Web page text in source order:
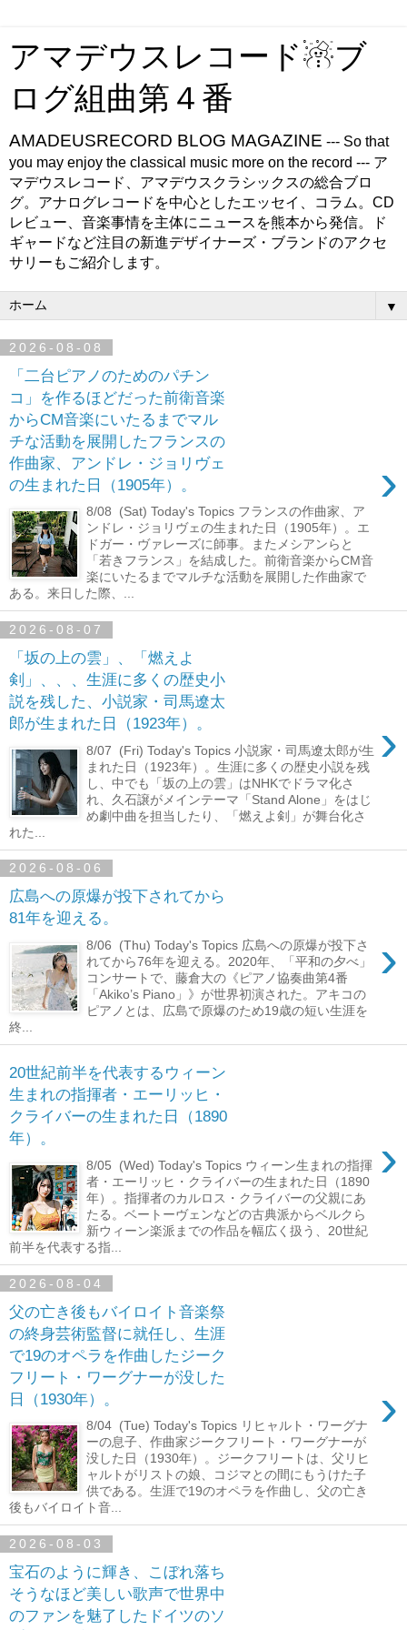
アマデウスレコード☃ブ
ログ組曲第４番
AMADEUSRECORD BLOG MAGAZINE --- So that
you may enjoy the classical music more on the record --- ア
マデウスレコード、アマデウスクラシックスの総合ブロ
グ。アナログレコードを中心としたエッセイ、コラム。CD
レビュー、音楽事情を主体にニュースを熊本から発信。ド
ギャードなど注目の新進デザイナーズ・ブランドのアクセ
サリーもご紹介します。
▼
2026-08-08
「二台ピアノのためのパチン
コ」を作るほどだった前衛音楽
からCM音楽にいたるまでマル
チな活動を展開したフランスの
作曲家、アンドレ・ジョリヴェ
の生まれた日（1905年）。
›
8/08 (Sat) Today's Topics フランスの作曲家、ア
ンドレ・ジョリヴェの生まれた日（1905年）。エ
ドガー・ヴァレーズに師事。またメシアンらと
「若きフランス」を結成した。前衛音楽からCM音
楽にいたるまでマルチな活動を展開した作曲家で
ある。来日した際、...
2026-08-07
「坂の上の雲」、「燃えよ
剣」、、、生涯に多くの歴史小
説を残した、小説家・司馬遼太
郎が生まれた日（1923年）。
›
8/07 (Fri) Today's Topics 小説家・司馬遼太郎が生
まれた日（1923年）。生涯に多くの歴史小説を残
し、中でも「坂の上の雲」はNHKでドラマ化さ
れ、久石譲がメインテーマ「Stand Alone」をはじ
め劇中曲を担当したり、「燃えよ剣」が舞台化さ
れた...
2026-08-06
広島への原爆が投下されてから
81年を迎える。
›
8/06 (Thu) Today's Topics 広島への原爆が投下さ
れてから76年を迎える。2020年、「平和の夕べ」
コンサートで、藤倉大の《ピアノ協奏曲第4番
「Akiko’s Piano」》が世界初演された。アキコの
ピアノとは、広島で原爆のため19歳の短い生涯を
終...
20世紀前半を代表するウィーン
生まれの指揮者・エーリッヒ・
クライバーの生まれた日（1890
年）。
›
8/05 (Wed) Today's Topics ウィーン生まれの指揮
者・エーリッヒ・クライバーの生まれた日（1890
年）。指揮者のカルロス・クライバーの父親にあ
たる。ベートーヴェンなどの古典派からベルクら
新ウィーン楽派までの作品を幅広く扱う、20世紀
前半を代表する指...
2026-08-04
父の亡き後もバイロイト音楽祭
の終身芸術監督に就任し、生涯
で19のオペラを作曲したジーク
フリート・ワーグナーが没した
日（1930年）。
›
8/04 (Tue) Today's Topics リヒャルト・ワーグナ
ーの息子、作曲家ジークフリート・ワーグナーが
没した日（1930年）。ジークフリートは、父リヒ
ャルトがリストの娘、コジマとの間にもうけた子
供である。生涯で19のオペラを作曲し、父の亡き
後もバイロイト音...
2026-08-03
宝石のように輝き、こぼれ落ち
そうなほど美しい歌声で世界中
のファンを魅了したドイツのソ